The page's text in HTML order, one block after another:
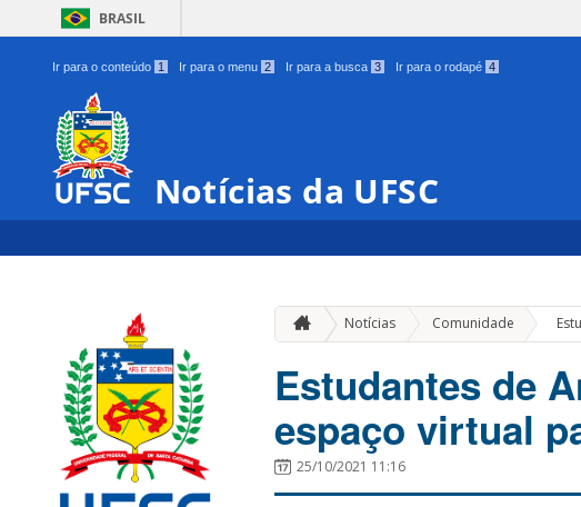
BRASIL
Ir para o conteúdo 1 Ir para o menu 2 Ir para a busca 3 Ir para o rodapé 4
Notícias da UFSC
Notícias Comunidade »
Estudantes de
espaço virtual
25/10/2021 11:16